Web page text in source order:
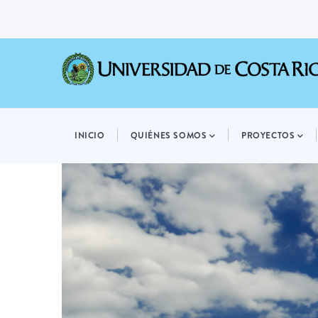
NAVIGATION
INICIO QUIÉNES SOMOS PROYECTOS